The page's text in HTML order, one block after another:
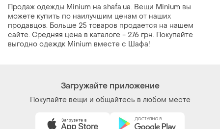
Продаж одежды Minium на shafa.ua. Вещи Minium вы
можете купить по наилучшим ценам от наших
продавцов. Больше 25 товаров продается на нашем
сайте. Средняя цена в каталоге - 276 грн. Покупайте
выгодно одеждк Minium вместе с Шафа!
Загружайте приложение
Покупайте вещи и общайтесь в любом месте